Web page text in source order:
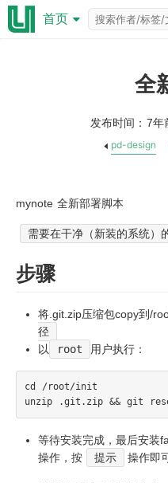
首页
全
发布时间： 7年
pd-design
mynote 全新部署脚本
需要在干净（新装的系统
步骤
将.git.zip压缩包copy到/
径
以
root 用户执行：
cd /root/init
等待安装完成，最后安装
操作，按
提示 操作即